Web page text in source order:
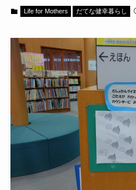
Life for Mothers だてな健幸暮らし